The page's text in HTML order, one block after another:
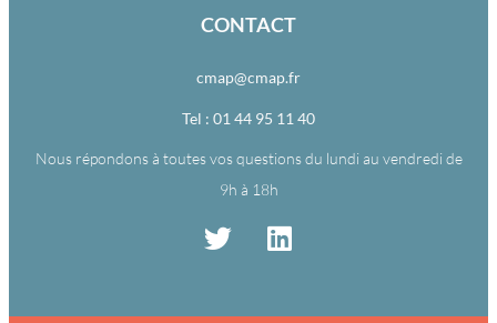
CONTACT
cmap@cmap.fr
Tel : 01 44 95 11 40
Nous répondons à toutes vos questions du lundi au vendredi de
9h à 18h